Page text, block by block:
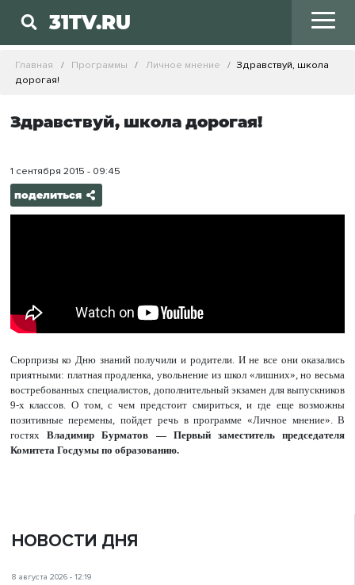
31TV.RU
Главная Программы Личное мнение
Здравствуй, школа
дорогая!
Здравствуй, школа дорогая!
1 сентября 2015 - 09:45
поделиться
Сюрпризы ко Дню знаний получили и родители. И не все они оказались
приятными: платная продленка, увольнение из школ «лишних», но весьма
востребованных специалистов, дополнительный экзамен для выпускников
9-х классов. О том, с чем предстоит смириться, и где еще возможны
позитивные перемены, пойдет речь в программе «Личное мнение». В
гостяхВладимир Бурматов — Первый заместитель председателя
Комитета Госдумы по образованию.
НОВОСТИ ДНЯ
8 августа 2026 - 12:19